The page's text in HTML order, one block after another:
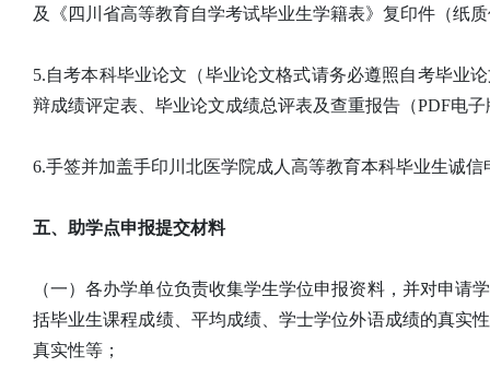
及《四川省高等教育自学考试毕业生学籍表》复印件（纸
5.自考本科毕业论文（毕业论文格式请务必遵照自考毕业
辩成绩评定表、毕业论文成绩总评表及查重报告（PDF电
6.手签并加盖手印川北医学院成人高等教育本科毕业生诚
五、助学点申报提交材料
（一）各办学单位负责收集学生学位申报资料，并对申
括毕业生课程成绩、平均成绩、学士学位外语成绩的真实
真实性等；